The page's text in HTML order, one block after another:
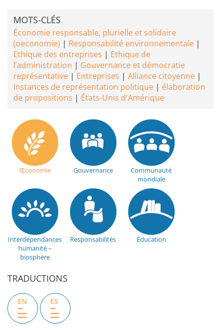
MOTS-CLÉS
Économie responsable, plurielle et solidaire
(oeconomie)
Responsabilité environnementale
Ethique des entreprises
Ethique de
l’administration
Gouvernance et démocratie
représentative
Entreprises
Alliance citoyenne
Instances de représentation politique
élaboration
de propositions
États-Unis d'Amérique
Œconomie Gouvernance
Communauté
mondiale
Interdépendances
humanité –
biosphère
Responsabilités Éducation
TRADUCTIONS
EN ES